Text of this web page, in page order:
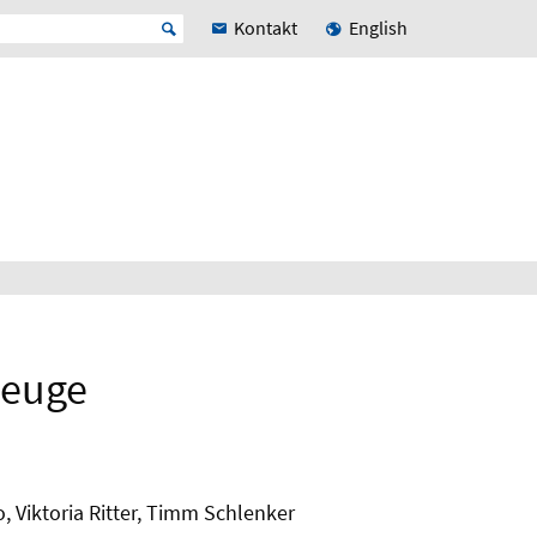
Kontakt English
Viktoria Ritter, Timm Schlenker